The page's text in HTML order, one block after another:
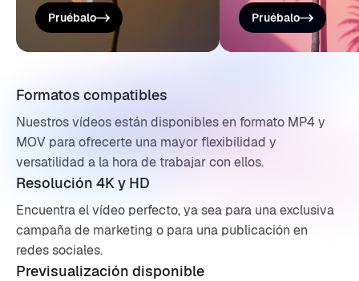
Pruébalo Pruébalo
Formatos compatibles
Nuestros vídeos están disponibles en formato MP4 y
MOV para ofrecerte una mayor flexibilidad y
versatilidad a la hora de trabajar con ellos.
Resolución 4K y HD
Encuentra el vídeo perfecto, ya sea para una exclusiva
campaña de marketing o para una publicación en
redes sociales.
Previsualización disponible